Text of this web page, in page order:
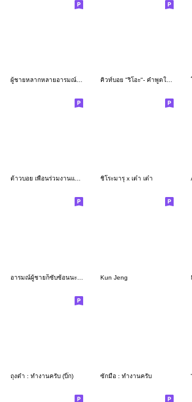
ต้าวบอย เพื่อนร่วมงานแสนดี ชิโระมารุ x เต๋า เต๋า
Kun Jeng
ถุงดำ : ทำงานครับ (บิ๊ก) ซักมือ : ทำงานครับ